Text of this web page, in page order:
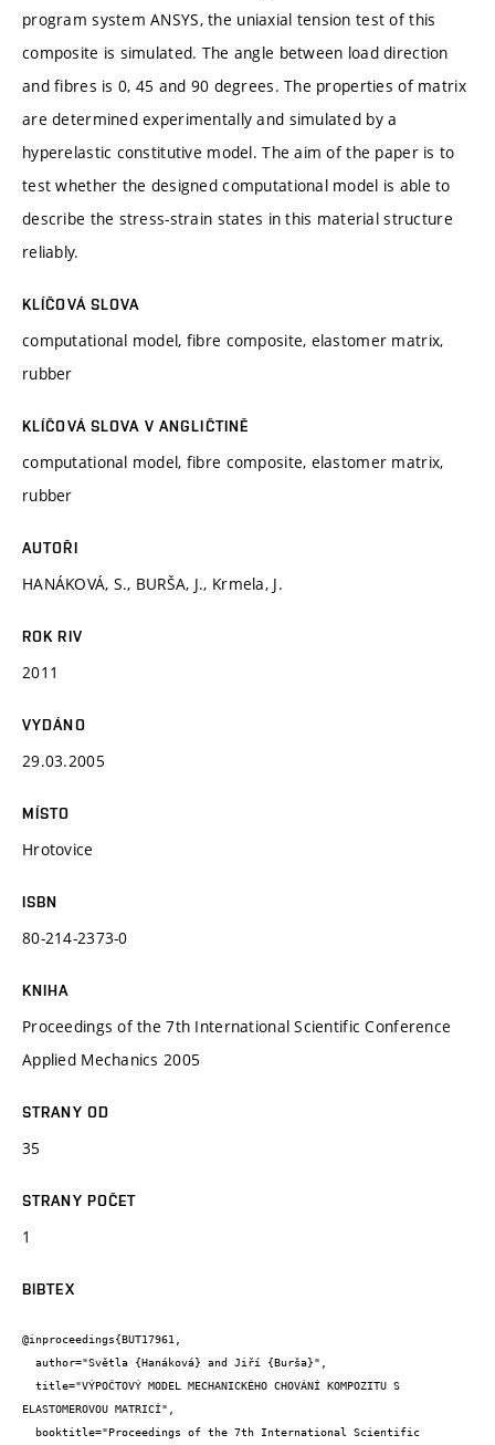
program system ANSYS, the uniaxial tension test of this
composite is simulated. The angle between load direction
and fibres is 0, 45 and 90 degrees. The properties of matrix
are determined experimentally and simulated by a
hyperelastic constitutive model. The aim of the paper is to
test whether the designed computational model is able to
describe the stress-strain states in this material structure
reliably.
KLÍČOVÁ SLOVA
computational model, fibre composite, elastomer matrix,
rubber
KLÍČOVÁ SLOVA V ANGLIČTINĚ
computational model, fibre composite, elastomer matrix,
rubber
AUTOŘI
HANÁKOVÁ, S., BURŠA, J., Krmela, J.
ROK RIV
2011
VYDÁNO
29.03.2005
MÍSTO
Hrotovice
ISBN
80-214-2373-0
KNIHA
Proceedings of the 7th International Scientific Conference
Applied Mechanics 2005
STRANY OD
35
STRANY POČET
1
BIBTEX
@inproceedings{BUT17961,
ELASTOMEROVOU MATRICÍ",